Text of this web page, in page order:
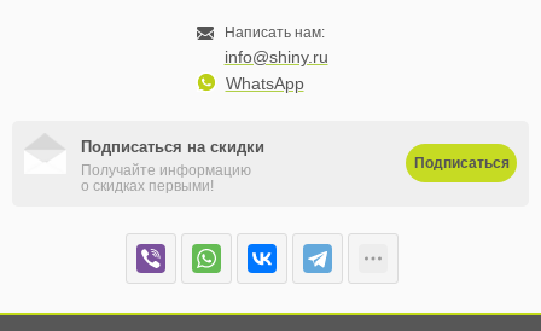
Написать нам:
info@shiny.ru
WhatsApp
Подписаться на скидки
Получайте информацию
о скидках первыми!
Подписаться